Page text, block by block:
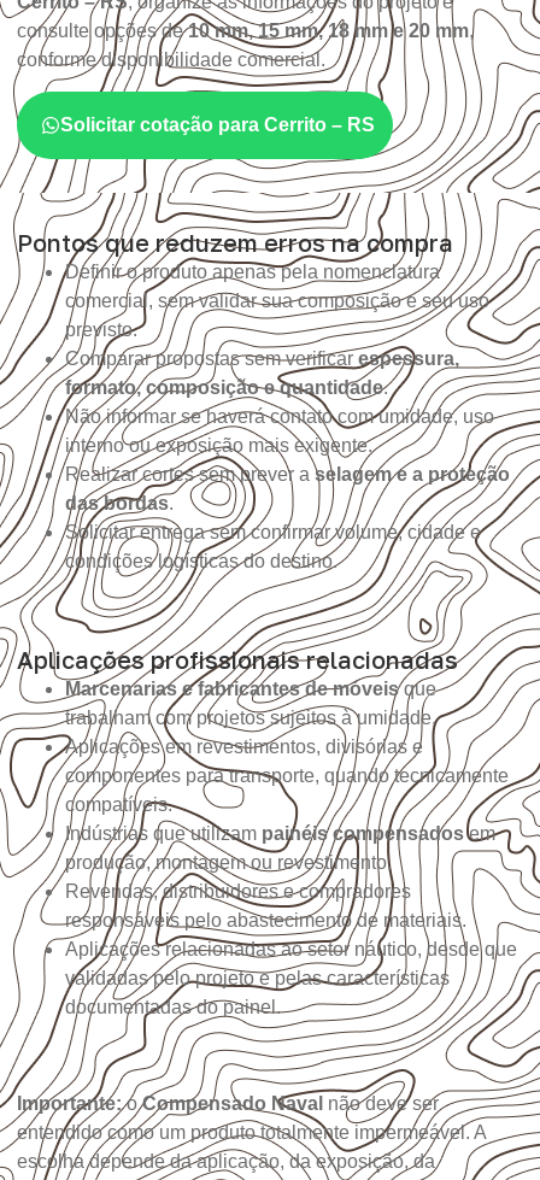
consulte opções de10 mm, 15 mm, 18 mm e 20 mm,
conforme disponibilidade comercial.
Solicitar cotação para Cerrito – RS
Pontos que reduzem erros na compra
Definir o produto apenas pela nomenclatura
comercial, sem validar sua composição e seu uso
previsto.
Comparar propostas sem verificar espessura,
formato, composição e quantidade.
Não informar se haverá contato com umidade, uso
interno ou exposição mais exigente.
Realizar cortes sem prever a selagem e a proteção
das bordas.
Solicitar entrega sem confirmar volume, cidade e
condições logísticas do destino.
Aplicações profissionais relacionadas
Marcenarias e fabricantes de móveisque
trabalham com projetos sujeitos à umidade.
Aplicações em revestimentos, divisórias e
componentes para transporte, quando tecnicamente
compatíveis.
Indústrias que utilizam painéis compensadosem
produção, montagem ou revestimento.
Revendas, distribuidores e compradores
responsáveis pelo abastecimento de materiais.
Aplicações relacionadas ao setor náutico, desde que
validadas pelo projeto e pelas características
documentadas do painel.
Importante:oCompensado Naval não deve ser
entendido como um produto totalmente impermeável. A
escolha depende da aplicação, da exposição, da